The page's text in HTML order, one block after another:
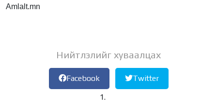
Amlalt.mn
Нийтлэлийг хуваалцах
Facebook Twitter